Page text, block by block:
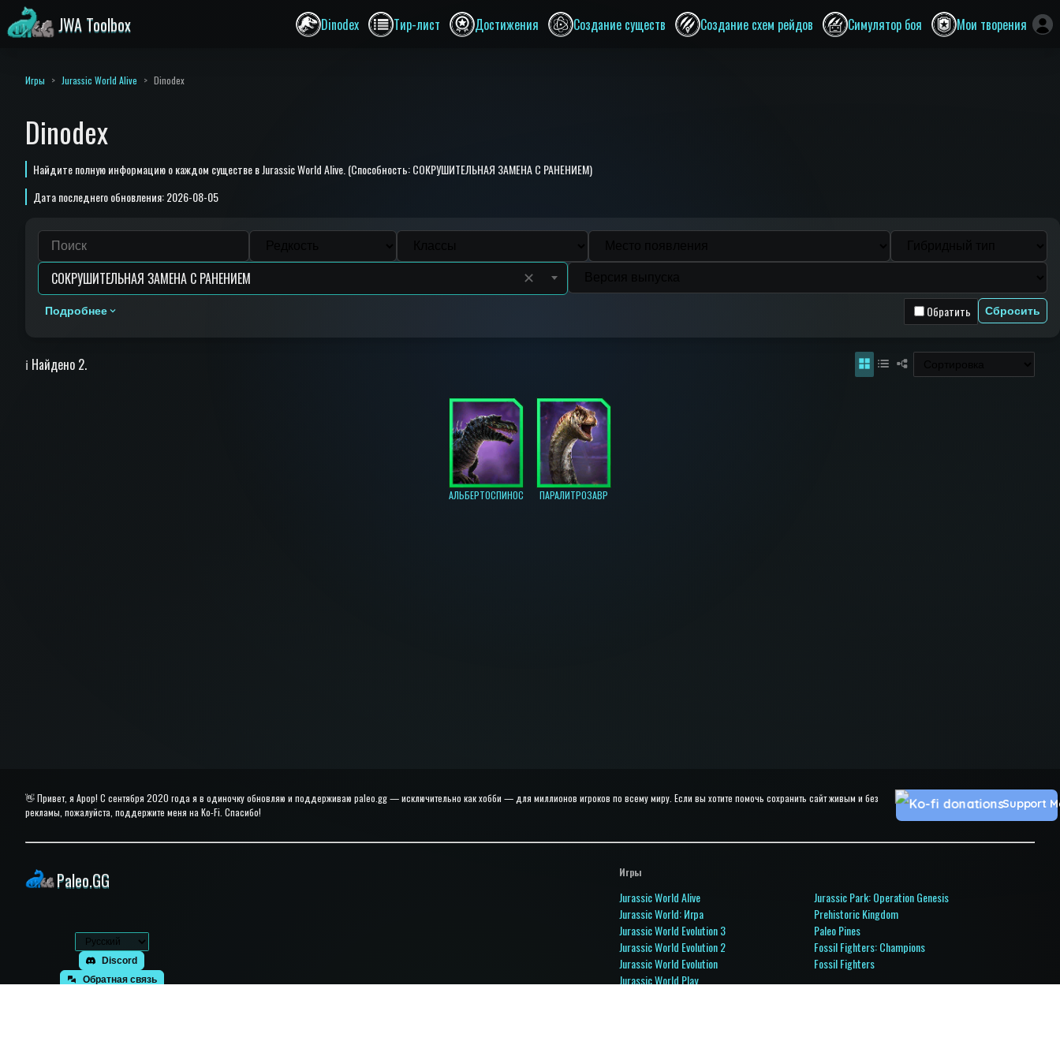
JWA Toolbox Dinodex Тир-лист Достижения Создание существ Создание схем рейдов Симулятор боя Мои творения
Игры Jurassic World Alive Dinodex
Dinodex
Найдите полную информацию о каждом существе в Jurassic World Alive. (Способность: СОКРУШИТЕЛЬНАЯ ЗАМЕНА С РАНЕНИЕМ)
Дата последнего обновления: 2026-08-05
✕
Подробнее Обратить Сбросить
ℹ️ Найдено 2.
АЛЬБЕРТОСПИНОС ПАРАЛИТРОЗАВР
👋 Привет, я Apop! С сентября 2020 года я в одиночку обновляю и поддерживаю paleo.gg — исключительно как хобби — для миллионов игроков по всему миру. Если вы хотите помочь сохранить сайт живым и без
рекламы, пожалуйста, поддержите меня на Ko-Fi. Спасибо!
Support
Paleo.GG
Discord
Обратная связь
Игры
Jurassic World Alive
Jurassic World: Игра
Jurassic World Evolution 3
Jurassic World Evolution 2
Jurassic World Evolution
Jurassic World Play
Jurassic Park: Operation Genesis
Prehistoric Kingdom
Paleo Pines
Fossil Fighters: Champions
Fossil Fighters